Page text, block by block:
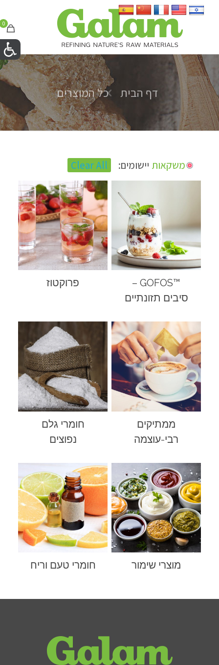
0
דף הבית כל המוצרים
Clear All יישומים: משקאות
™GOFOS –
סיבים תזונתיים
פרוקטוז
ממתיקים
רבי-עוצמה
חומרי גלם
נפוצים
מוצרי שימור חומרי טעם וריח